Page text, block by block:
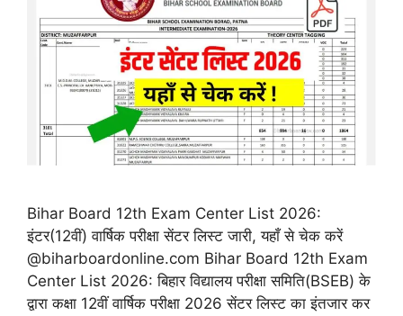
Bihar Board 12th Exam Center List 2026:
इंटर(12वीं) वार्षिक परीक्षा सेंटर लिस्ट जारी, यहाँ से चेक करें
@biharboardonline.com Bihar Board 12th Exam
Center List 2026: बिहार विद्यालय परीक्षा समिति(BSEB) के
द्वारा कक्षा 12वीं वार्षिक परीक्षा 2026 सेंटर लिस्ट का इंतजार कर